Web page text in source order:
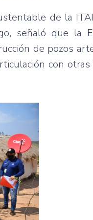
de la
señaló que la
de pozos
con